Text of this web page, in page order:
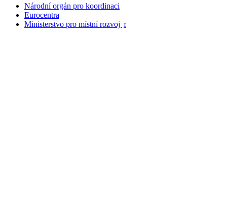
Národní orgán pro koordinaci
Eurocentra
Ministerstvo pro místní rozvoj
